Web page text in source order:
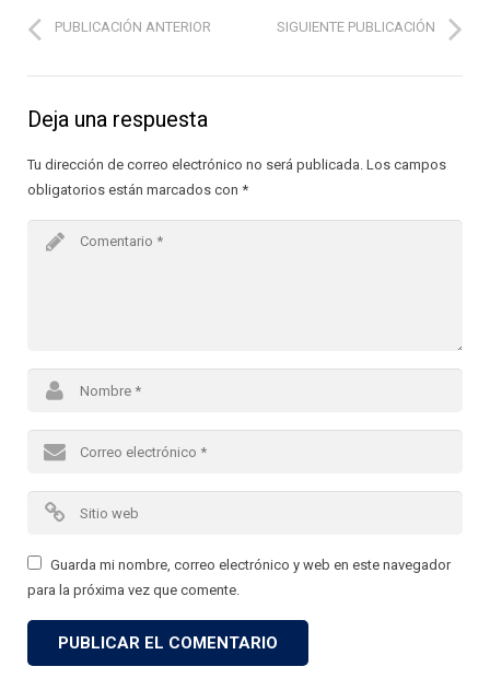
PUBLICACIÓN ANTERIOR SIGUIENTE PUBLICACIÓN
Deja una respuesta
Tu dirección de correo electrónico no será publicada. Los campos
obligatorios están marcados con *
Guarda mi nombre, correo electrónico y web en este navegador
para la próxima vez que comente.